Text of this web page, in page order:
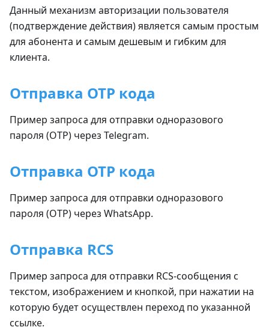
Данный механизм авторизации пользователя
(подтверждение действия) является самым простым
для абонента и самым дешевым и гибким для
клиента.
Отправка OTP кода
Пример запроса для отправки одноразового
пароля (OTP) через Telegram.
Отправка OTP кода
Пример запроса для отправки одноразового
пароля (OTP) через WhatsApp.
Отправка RCS
Пример запроса для отправки RCS-сообщения с
текстом, изображением и кнопкой, при нажатии на
которую будет осуществлен переход по указанной
ссылке.